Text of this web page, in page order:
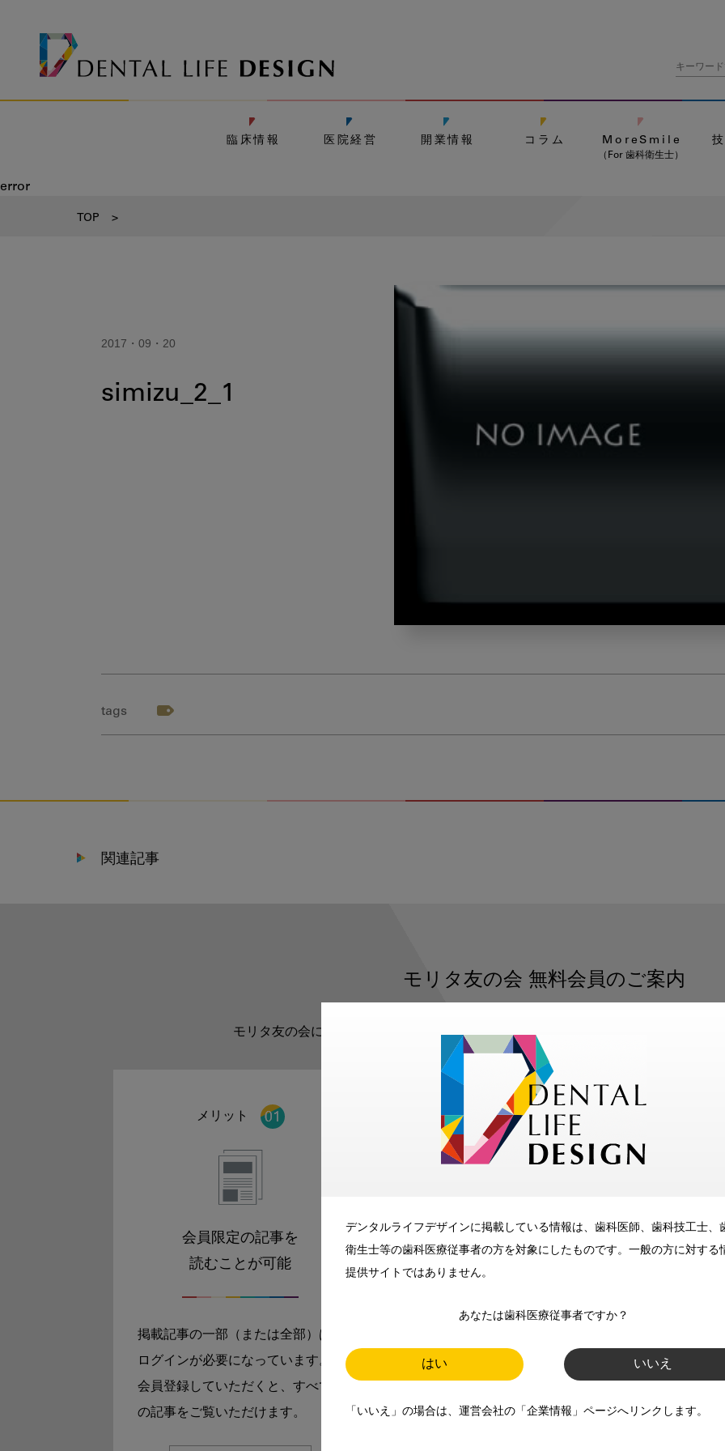
デンタルライフデザインに掲載している情報は、歯科医師、歯科技工士、
衛生士等の歯科医療従事者の方を対象にしたものです。一般の方に対する
提供サイトではありません。
あなたは歯科医療従事者ですか？
はい いいえ
「いいえ」の場合は、運営会社の「企業情報」ページへリンクします。
臨床情報 医院経営 開業情報 コラム MoreSmile
（For 歯科衛生士）
error
TOP >
2017・09・20
simizu_2_1
tags
関連記事
モリタ友の会 無料会員のご案内
モリタ友の会に登録いただくと、デンタルライフデザインをもっと便利にご利用い
メリット
会員限定の記事を
読むことが可能
掲載記事の一部（または全部）は
ログインが必要になっています。
会員登録していただくと、すべて
の記事をご覧いただけます。
メリット
メールマガジンでお届け
師、歯科衛生士、歯科技工士）に
お届けします。